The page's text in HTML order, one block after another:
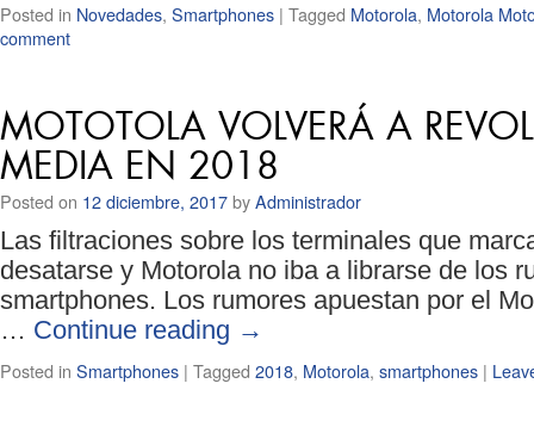
Posted in Novedades, Smartphones | Tagged Motorola, Motorola
comment
MOTOTOLA VOLVERÁ A
MEDIA EN 2018
Posted on 12 diciembre, 2017byAdministrador
Las filtraciones sobre los terminales que
desatarse y Motorola no iba a librarse de los
smartphones. Los rumores apuestan por el
… Continue reading →
Posted in Smartphones | Tagged 2018, Motorola, smartphones |